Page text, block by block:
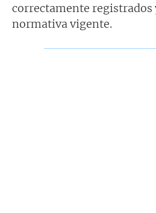
correctamente registrados
normativa vigente.